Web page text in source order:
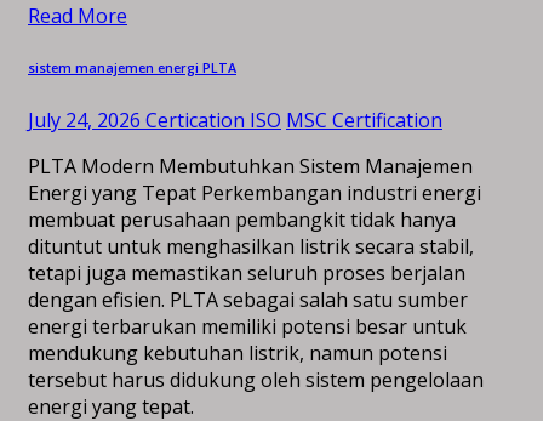
Read More
sistem manajemen energi PLTA
July 24, 2026 Certication ISO MSC Certification
PLTA Modern Membutuhkan Sistem Manajemen
Energi yang Tepat Perkembangan industri energi
membuat perusahaan pembangkit tidak hanya
dituntut untuk menghasilkan listrik secara stabil,
tetapi juga memastikan seluruh proses berjalan
dengan efisien. PLTA sebagai salah satu sumber
energi terbarukan memiliki potensi besar untuk
mendukung kebutuhan listrik, namun potensi
tersebut harus didukung oleh sistem pengelolaan
energi yang tepat.